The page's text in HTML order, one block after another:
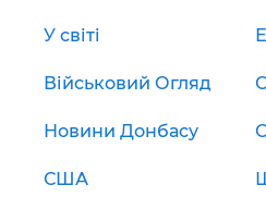
У світі
Військовий Огляд
Новини Донбасу
США